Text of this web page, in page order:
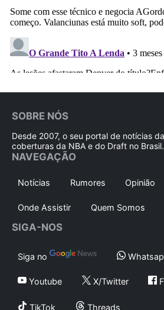
SOBRE NÓS
Desde 2007, o seu portal de notícias
coberturas da NBA e do Draft no Brasil.
NAVEGAÇÃO
Notícias Rumores Opinião
Onde Assistir Quem Somos
SIGA-NOS
Siga no
Youtube X/Twitter
TikTok Threads